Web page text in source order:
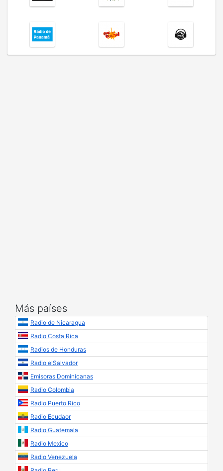
Más países
Radio de Nicaragua
Radio Costa Rica
Radios de Honduras
Radio elSalvador
Emisoras Dominicanas
Radio Colombia
Radio Puerto Rico
Radio Ecudaor
Radio Guatemala
Radio Mexico
Radio Venezuela